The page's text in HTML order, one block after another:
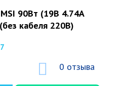
90Вт (19В 4.74А
кабеля 220В)
0 отзыва